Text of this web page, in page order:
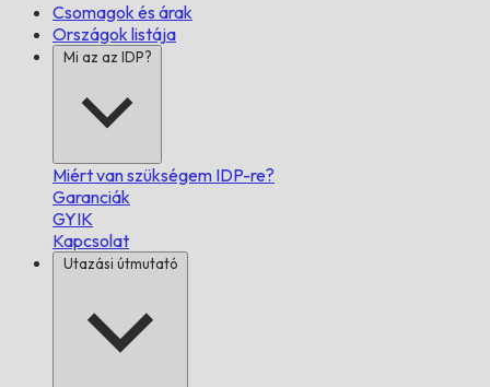
Csomagok és árak
Országok listája
Mi az az IDP?
Miért van szükségem IDP-re?
Garanciák
GYIK
Kapcsolat
Utazási útmutató